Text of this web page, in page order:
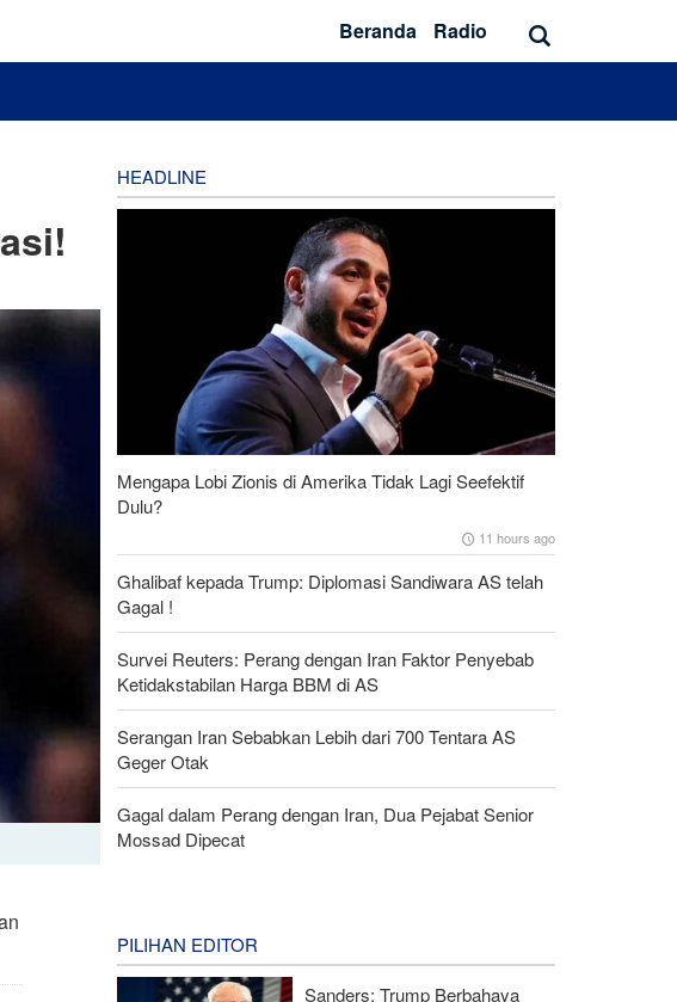
Beranda Radio
HEADLINE
Mengapa Lobi Zionis di Amerika Tidak Lagi Seefektif
Dulu?
11 hours ago
Ghalibaf kepada Trump: Diplomasi Sandiwara AS telah
Gagal !
Survei Reuters: Perang dengan Iran Faktor Penyebab
Ketidakstabilan Harga BBM di AS
Serangan Iran Sebabkan Lebih dari 700 Tentara AS
Geger Otak
Gagal dalam Perang dengan Iran, Dua Pejabat Senior
Mossad Dipecat
PILIHAN EDITOR
Sanders: Trump Berbahaya